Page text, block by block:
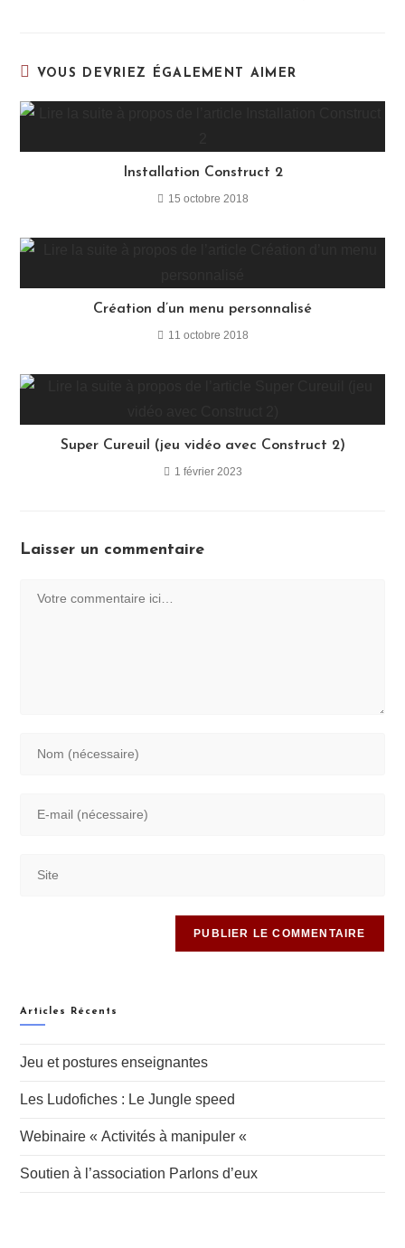
VOUS DEVRIEZ ÉGALEMENT AIMER
Installation Construct 2
15 octobre 2018
Création d’un menu personnalisé
11 octobre 2018
Super Cureuil (jeu vidéo avec Construct 2)
1 février 2023
Laisser un commentaire
Articles Récents
Jeu et postures enseignantes
Les Ludofiches : Le Jungle speed
Webinaire « Activités à manipuler «
Soutien à l’association Parlons d’eux